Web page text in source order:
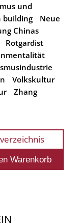
und
building
Neue
Chinas
Rotgardist
Volkskultur
Zhang